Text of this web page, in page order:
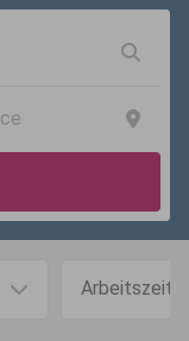
Arbeitszeit